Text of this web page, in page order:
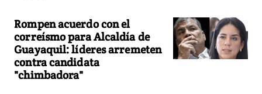
Rompen acuerdo con el
correísmo para Alcaldía de
Guayaquil: líderes arremeten
contra candidata
"chimbadora"